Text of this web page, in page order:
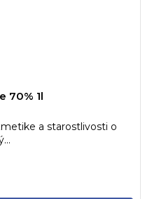
70% 1l
a starostlivosti o